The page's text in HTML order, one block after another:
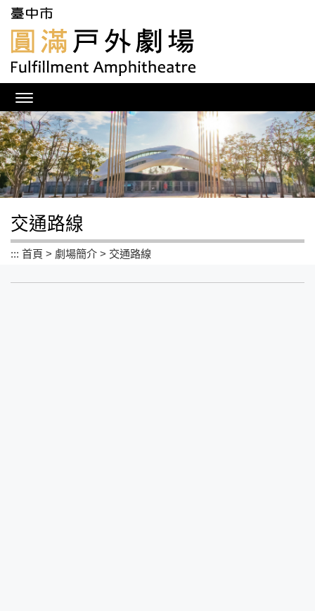
容
塊
交通路線
::: 首頁 > 劇場簡介 > 交通路線